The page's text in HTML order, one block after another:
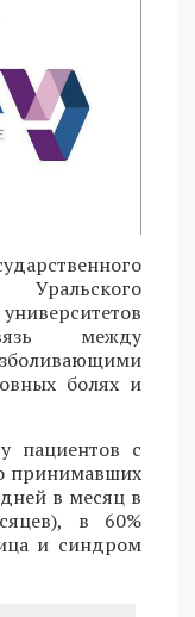
между
болях и
пациентов с
принимавших
в месяц в
в 60%
и синдром